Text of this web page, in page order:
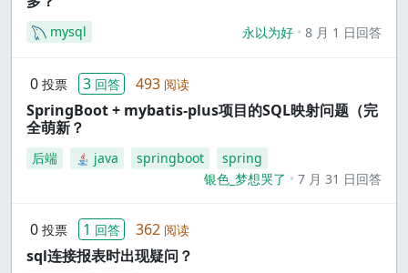
mysql 永以为好 8 月 1 日回答
0 投票 3 回答 493 阅读
SpringBoot + mybatis-plus项目的SQL映射问题（完
全萌新？
后端 java springboot
spring
银色_梦想哭了
7 月 31 日回答
0 投票 1 回答 362 阅读
sql连接报表时出现疑问？